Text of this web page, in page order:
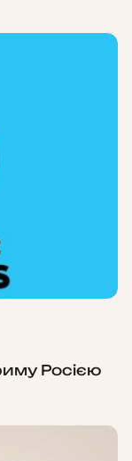
Росією